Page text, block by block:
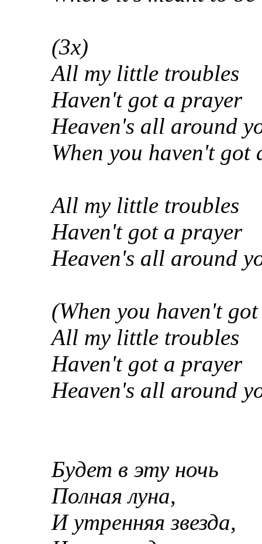
(3х)
All my little troubles
Haven't got a prayer
Heaven's all around
When you haven't got
All my little troubles
Haven't got a prayer
Heaven's all around
(When you haven't
All my little troubles
Haven't got a prayer
Heaven's all around
Будет в эту ночь
Полная луна,
И утренняя звезда,